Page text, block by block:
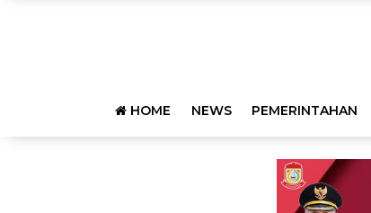
HOME NEWS PEMERINTAHAN